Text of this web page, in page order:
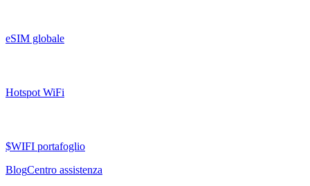
eSIM globale
Hotspot WiFi
$WIFI portafoglio
BlogCentro assistenza